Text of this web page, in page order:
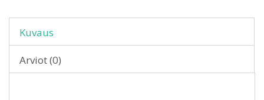
Kuvaus
Arviot (0)